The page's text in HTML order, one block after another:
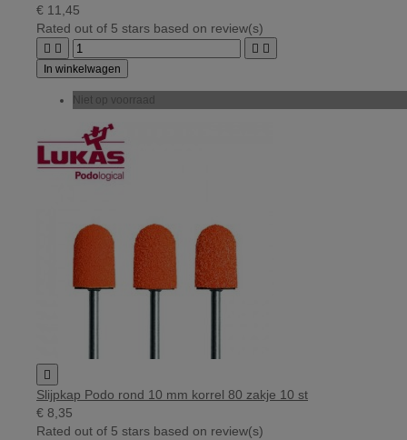
€ 11,45
Rated out of 5 stars based on review(s)
   
In winkelwagen
Niet op voorraad

Slijpkap Podo rond 10 mm korrel 80 zakje 10 st
€ 8,35
Rated out of 5 stars based on review(s)